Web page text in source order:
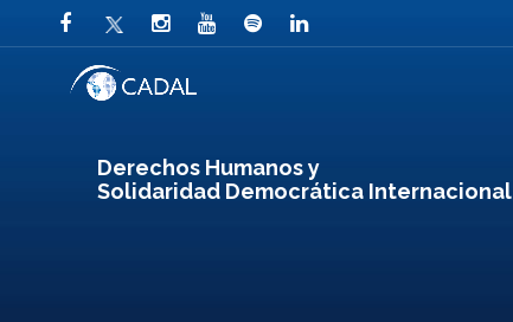
Derechos Humanos y
Solidaridad Democrática Internacional